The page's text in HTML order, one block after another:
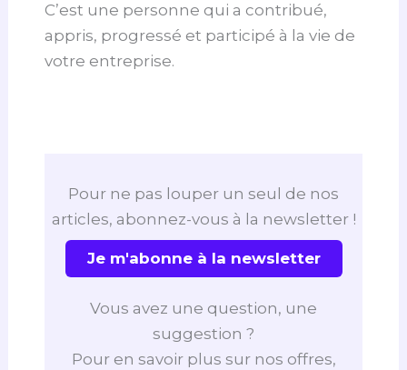
C’est une personne qui a contribué,
appris, progressé et participé à la vie de
votre entreprise.
Pour ne pas louper un seul de nos
articles, abonnez-vous à la newsletter !
Je m'abonne à la newsletter
Vous avez une question, une
suggestion ?
Pour en savoir plus sur nos offres,